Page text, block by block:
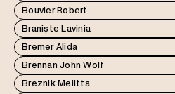
Bouvier Robert
Braniște Lavinia
Bremer Alida
Brennan John Wolf
Breznik Melitta